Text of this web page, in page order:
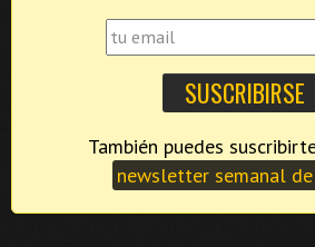
newsletter semanal